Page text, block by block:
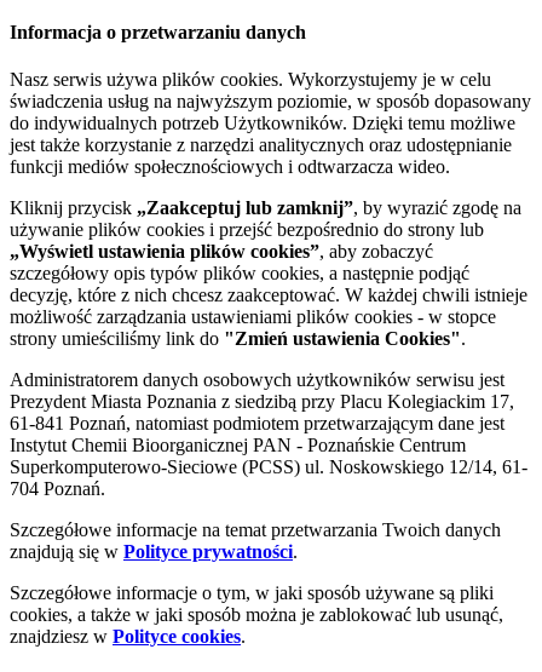
Informacja o przetwarzaniu danych
Nasz serwis używa plików cookies. Wykorzystujemy je w celu
świadczenia usług na najwyższym poziomie, w sposób dopasowany
do indywidualnych potrzeb Użytkowników. Dzięki temu możliwe
jest także korzystanie z narzędzi analitycznych oraz udostępnianie
funkcji mediów społecznościowych i odtwarzacza wideo.
Kliknij przycisk „Zaakceptuj lub zamknij”, by wyrazić zgodę na
używanie plików cookies i przejść bezpośrednio do strony lub
„Wyświetl ustawienia plików cookies”, aby zobaczyć
szczegółowy opis typów plików cookies, a następnie podjąć
decyzję, które z nich chcesz zaakceptować. W każdej chwili istnieje
możliwość zarządzania ustawieniami plików cookies - w stopce
strony umieściliśmy link do "Zmień ustawienia Cookies".
Administratorem danych osobowych użytkowników serwisu jest
Prezydent Miasta Poznania z siedzibą przy Placu Kolegiackim 17,
61-841 Poznań, natomiast podmiotem przetwarzającym dane jest
Instytut Chemii Bioorganicznej PAN - Poznańskie Centrum
Superkomputerowo-Sieciowe (PCSS) ul. Noskowskiego 12/14, 61-
704 Poznań.
Szczegółowe informacje na temat przetwarzania Twoich danych
znajdują się w Polityce prywatności.
Szczegółowe informacje o tym, w jaki sposób używane są pliki
cookies, a także w jaki sposób można je zablokować lub usunąć,
znajdziesz w Polityce cookies.